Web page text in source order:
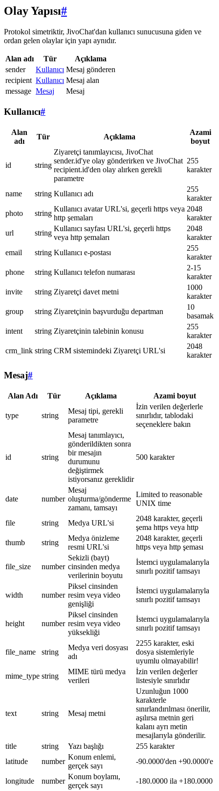
Olay Yapısı#
Protokol simetriktir, JivoChat'dan kullanıcı sunucusuna giden ve
ordan gelen olaylar için yapı aynıdır.
Alan adı Tür
Açıklama
sender
Kullanıcı Mesaj gönderen
recipient Kullanıcı Mesaj alan
message Mesaj Mesaj
Kullanıcı#
Alan
adı
Tür Açıklama
Azami
boyut
id string
Ziyaretçi tanımlayıcısı, JivoChat
sender.id'ye olay gönderirken ve JivoChat
recipient.id'den olay alırken gerekli
parametre
255
karakter
name string Kullanıcı adı
255
karakter
photo
string
Kullanıcı avatar URL'si, geçerli https veya
http şemaları
2048
karakter
url
string
Kullanıcı sayfası URL'si, geçerli https
veya http şemaları
2048
karakter
email
string Kullanıcı e-postası
255
karakter
phone
string Kullanıcı telefon numarası
2-15
karakter
invite
string Ziyaretçi davet metni
1000
karakter
group
string Ziyaretçinin başvurduğu departman
10
basamak
intent
string Ziyaretçinin talebinin konusu
255
karakter
crm_link string CRM sistemindeki Ziyaretçi URL'si
2048
karakter
Mesaj#
Alan Adı Tür Açıklama Azami boyut
type string
Mesaj tipi, gerekli
parametre
İzin verilen değerlerle
sınırlıdır, tablodaki
seçeneklere bakın
id string
Mesaj tanımlayıcı,
gönderildikten sonra
bir mesajın
durumunu
değiştirmek
istiyorsanız gereklidir
500 karakter
date number
Mesaj
oluşturma/gönderme
zamanı, tamsayı
Limited to reasonable
UNIX time
file string Medya URL'si
2048 karakter, geçerli
şema https veya http
thumb
string
Medya önizleme
resmi URL'si
2048 karakter, geçerli
https veya http şeması
file_size number
Sekizli (bayt)
cinsinden medya
verilerinin boyutu
İstemci uygulamalarıyla
sınırlı pozitif tamsayı
width number
Piksel cinsinden
resim veya video
genişliği
İstemci uygulamalarıyla
sınırlı pozitif tamsayı
height number
Piksel cinsinden
resim veya video
yüksekliği
İstemci uygulamalarıyla
sınırlı pozitif tamsayı
file_name string
Medya veri dosyası
adı
2255 karakter, eski
dosya sistemleriyle
uyumlu olmayabilir!
mime_type string
MIME türü medya
verileri
İzin verilen değerler
listesiyle sınırlıdır
text string Mesaj metni
Uzunluğun 1000
karakterle
sınırlandırılması önerilir,
aşılırsa metnin geri
kalanı ayrı metin
mesajlarıyla gönderilir.
title
string Yazı başlığı
255 karakter
latitude
number
Konum enlemi,
gerçek sayı
-90.0000'den +90.0000'e
longitude number
Konum boylamı,
gerçek sayı
-180.0000 ila +180.0000